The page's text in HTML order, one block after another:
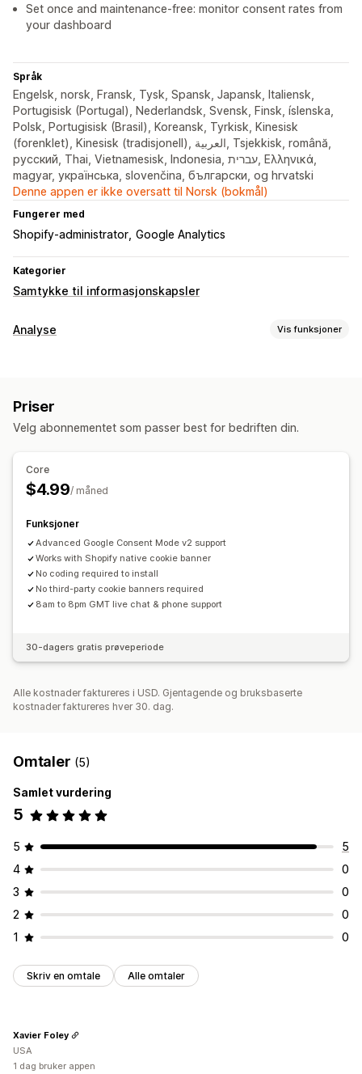
Set once and maintenance-free: monitor consent rates from
your dashboard
Språk
Engelsk, norsk, Fransk, Tysk, Spansk, Japansk, Italiensk,
Portugisisk (Portugal), Nederlandsk, Svensk, Finsk, íslenska,
Polsk, Portugisisk (Brasil), Koreansk, Tyrkisk, Kinesisk
(forenklet), Kinesisk (tradisjonell), العربية, Tsjekkisk, română,
русский, Thai, Vietnamesisk, Indonesia, עברית, Ελληνικά,
magyar, українська, slovenčina, български, og hrvatski
Denne appen er ikke oversatt til Norsk (bokmål)
Fungerer med
Shopify-administrator Google Analytics
Kategorier
Samtykke til informasjonskapsler
Analyse Vis funksjoner
Visuelt og rapporter
Samtykke av personvernforordningen
Priser
Velg abonnementet som passer best for bedriften din.
Core
$4.99/ måned
Funksjoner
Advanced Google Consent Mode v2 support
Works with Shopify native cookie banner
No coding required to install
No third-party cookie banners required
8am to 8pm GMT live chat & phone support
30-dagers gratis prøveperiode
Alle kostnader faktureres i USD. Gjentagende og bruksbaserte
kostnader faktureres hver 30. dag.
Omtaler (5)
Samlet vurdering
5
5
5
4
0
3
0
2
0
1
0
Skriv en omtale Alle omtaler
Xavier Foley
USA
1 dag bruker appen